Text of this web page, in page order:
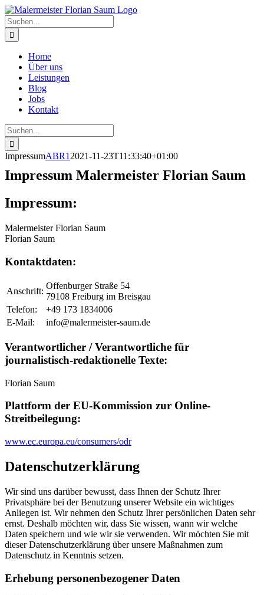
Zum
Inhalt
springen
Suche
nach:
Home
Über uns
Leistungen
Blog
Jobs
Kontakt
Suche
nach:
ImpressumABR1 2021-11-23T11:33:40+01:00
Impressum Malermeister Florian Saum
Impressum:
Malermeister Florian Saum
Florian Saum
Kontaktdaten:
Anschrift:
Offenburger Straße 54
79108 Freiburg im Breisgau
Telefon:
+49 173 1834006
E-Mail:
info@malermeister-saum.de
Verantwortlicher / Verantwortliche für
journalistisch-redaktionelle Texte:
Florian Saum
Plattform der EU-Kommission zur Online-
Streitbeilegung:
www.ec.europa.eu/consumers/odr
Datenschutz­erklärung
Wir sind uns darüber bewusst, dass Ihnen der Schutz Ihrer
Privatsphäre bei der Benutzung unserer Website ein wichtiges
Anliegen ist. Wir nehmen den Schutz Ihrer persönlichen Daten sehr
ernst. Deshalb möchten wir, dass Sie wissen, wann wir welche
Daten speichern und wie wir sie verwenden. Wir möchten Sie mit
dieser Datenschutzerklärung über unsere Maßnahmen zum
Datenschutz in Kenntnis setzen.
Erhebung personenbezogener Daten